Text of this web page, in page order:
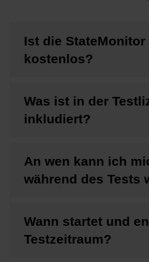
Ist die StateMonitor
kostenlos?
Was ist in der
inkludiert?
An wen kann ich
während des Tests
Wann startet und
Testzeitraum?